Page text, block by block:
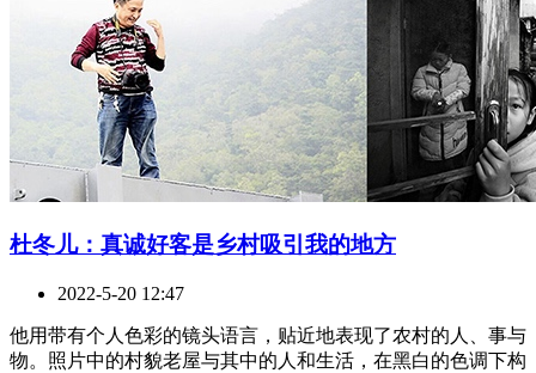
杜冬儿：真诚好客是乡村吸引我的地方
2022-5-20 12:47
他用带有个人色彩的镜头语言，贴近地表现了农村的人、事与
物。照片中的村貌老屋与其中的人和生活，在黑白的色调下构